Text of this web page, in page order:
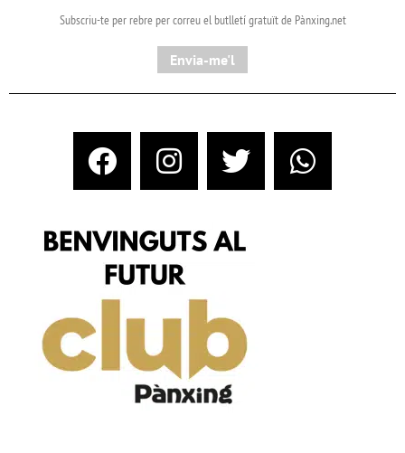
Subscriu-te per rebre per correu el butlletí gratuït de Pànxing.net​
Envia-me'l